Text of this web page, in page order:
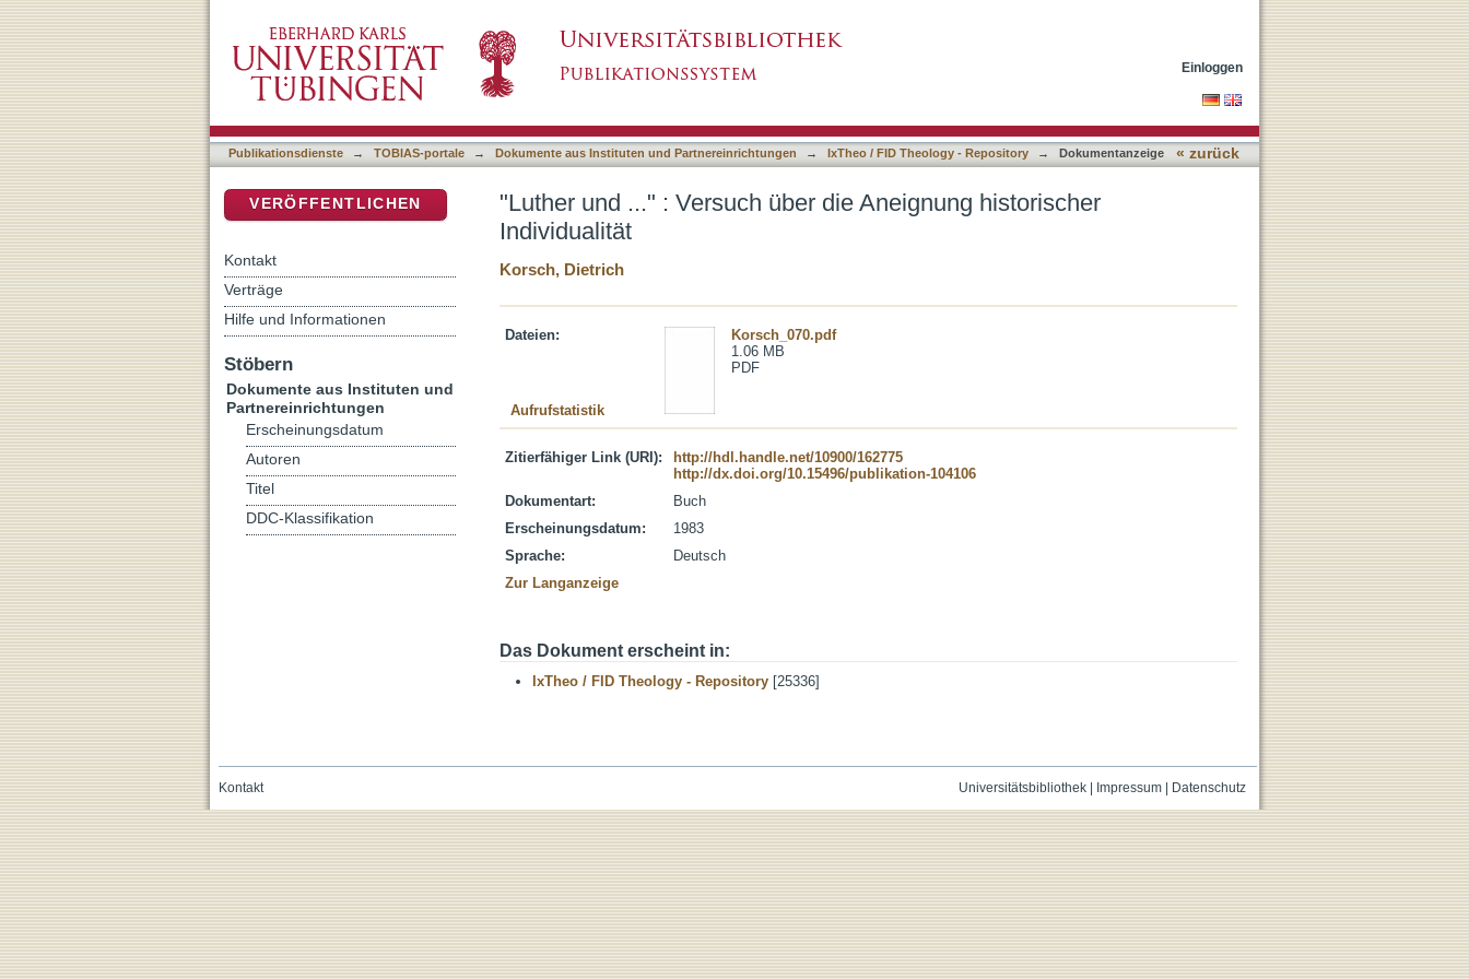
Einloggen
Publikationsdienste → TOBIAS-portale → Dokumente aus Instituten und Partnereinrichtungen → IxTheo / FID Theology - Repository → Dokumentanzeige « zurück
"Luther und ..." : Versuch über die Aneignung historischer
Individualität
Korsch, Dietrich
Dateien:
Korsch_070.pdf
1.06 MB
PDF
Aufrufstatistik
Zitierfähiger Link (URI):
http://hdl.handle.net/10900/162775
http://dx.doi.org/10.15496/publikation-104106
Dokumentart:
Buch
Erscheinungsdatum:
1983
Sprache:
Deutsch
Zur Langanzeige
Das Dokument erscheint in:
IxTheo / FID Theology - Repository [25336]
VERÖFFENTLICHEN
Kontakt
Verträge
Hilfe und Informationen
Stöbern
Dokumente aus Instituten und
Partnereinrichtungen
Erscheinungsdatum
Autoren
Titel
DDC-Klassifikation
Universitätsbibliothek| Impressum| Datenschutz
Kontakt